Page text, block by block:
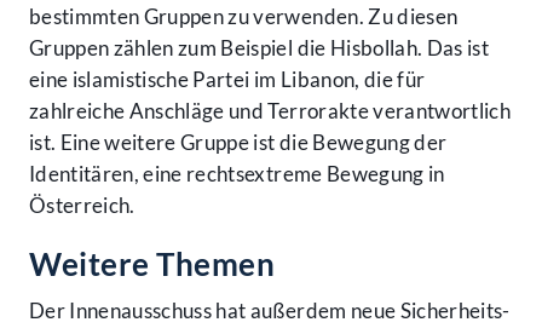
bestimmten Gruppen zu verwenden. Zu diesen
Gruppen zählen zum Beispiel die Hisbollah. Das ist
eine islamistische Partei im Libanon, die für
zahlreiche Anschläge und Terror­akte verantwortlich
ist. Eine weitere Gruppe ist die Bewegung der
Identitären, eine rechts­extreme Bewe­gung in
Österreich.
Weitere Themen
Der Innen­ausschuss hat außer­dem neue Sicher­heits-